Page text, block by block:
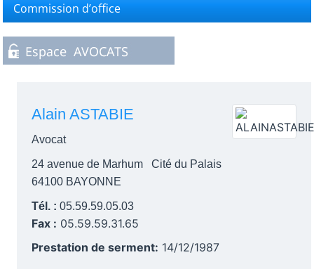
Commission d’office
Alain ASTABIE
Avocat
24 avenue de Marhum Cité du Palais
64100 BAYONNE
Tél. : 05.59.59.05.03
Fax : 05.59.59.31.65
Prestation de serment: 14/12/1987